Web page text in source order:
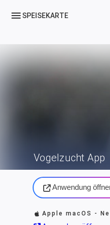
menu SPEISEKARTE
Vogelzucht App
Anwendung
Apple macOS -